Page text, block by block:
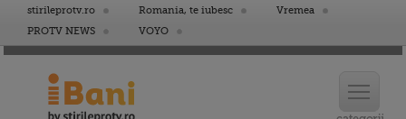
stirileprotv.ro Romania, te iubesc
Vremea
PROTV NEWS
VOYO